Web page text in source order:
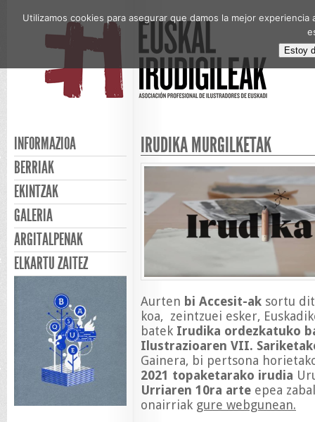
INFORMAZIOA
BERRIAK
EKINTZAK
GALERIA
ARGITALPENAK
ELKARTU ZAITEZ
IRUDIKA MURGILKETAK
Aurten bi Accesit-ak sortu
koa, zeintzuei esker,
batek Irudika ordezkatuko
Ilustrazioaren VII.
Gainera, bi pertsona
2021 topaketarako irudia
Urriaren 10ra arte epea
onairriak gure webgunean.
Utilizamos cookies para asegurar que damos la mejor
Estoy